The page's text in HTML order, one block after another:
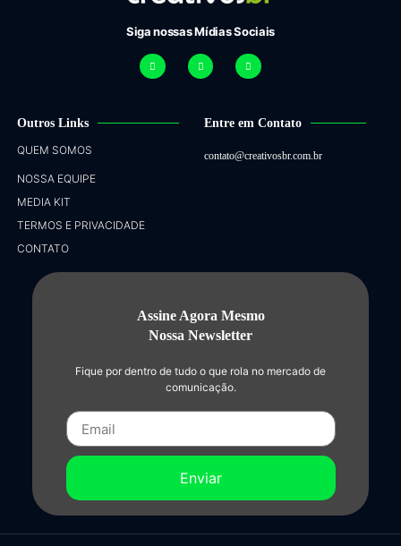
Siga nossas Mídias Sociais
Outros Links
QUEM SOMOS
NOSSA EQUIPE
MEDIA KIT
TERMOS E PRIVACIDADE
CONTATO
Entre em Contato
contato@creativosbr.com.br
Assine Agora Mesmo
Nossa Newsletter
Fique por dentro de tudo o que rola no mercado de
comunicação.
Enviar